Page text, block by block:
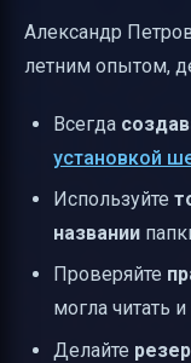
Александр
летним опытом,
Всегда
установкой
Используйте
названии
Проверяйте
могла читать
Делайте